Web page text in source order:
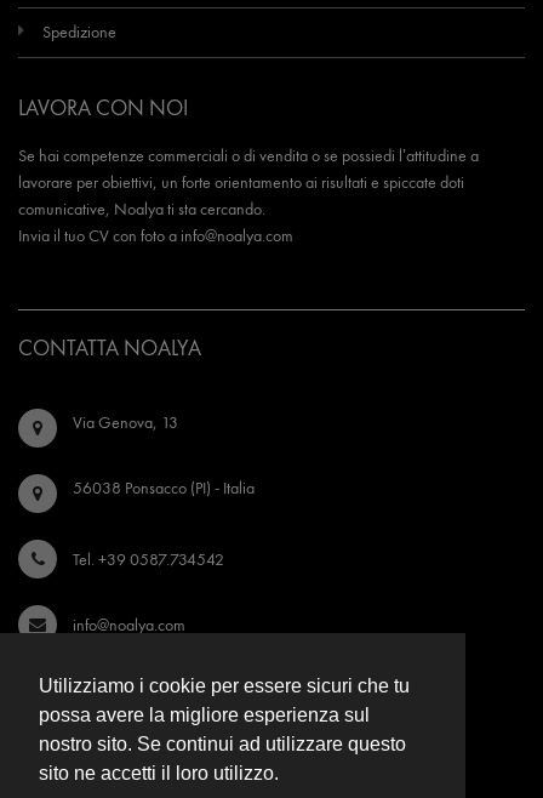
Utilizziamo i cookie per essere sicuri che tu
possa avere la migliore esperienza sul
nostro sito. Se continui ad utilizzare questo
sito ne accetti il loro utilizzo.
Spedizione
LAVORA CON NOI
Se hai competenze commerciali o di vendita o se possiedi l’attitudine a
lavorare per obiettivi, un forte orientamento ai risultati e spiccate doti
comunicative, Noalya ti sta cercando.
Invia il tuo CV con foto a info@noalya.com
CONTATTA NOALYA
Via Genova, 13
56038 Ponsacco (PI) - Italia
Tel. +39 0587.734542
info@noalya.com
Seguici su Instagram
Seguici su Facebook